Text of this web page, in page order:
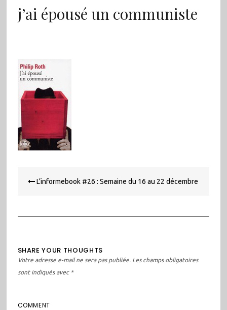
j’ai épousé un communiste
de L’informebook #26 : Semaine du 16 au 22 décembre
SHARE YOUR THOUGHTS
Votre adresse e-mail ne sera pas publiée. Les champs obligatoires
sont indiqués avec *
COMMENT